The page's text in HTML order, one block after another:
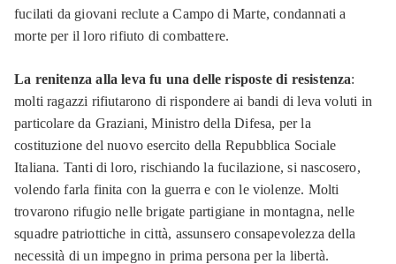
fucilati da giovani reclute a Campo di Marte, condannati a
morte per il loro rifiuto di combattere.
La renitenza alla leva fu una delle risposte di resistenza:
molti ragazzi rifiutarono di rispondere ai bandi di leva voluti in
particolare da Graziani, Ministro della Difesa, per la
costituzione del nuovo esercito della Repubblica Sociale
Italiana. Tanti di loro, rischiando la fucilazione, si nascosero,
volendo farla finita con la guerra e con le violenze. Molti
trovarono rifugio nelle brigate partigiane in montagna, nelle
squadre patriottiche in città, assunsero consapevolezza della
necessità di un impegno in prima persona per la libertà.